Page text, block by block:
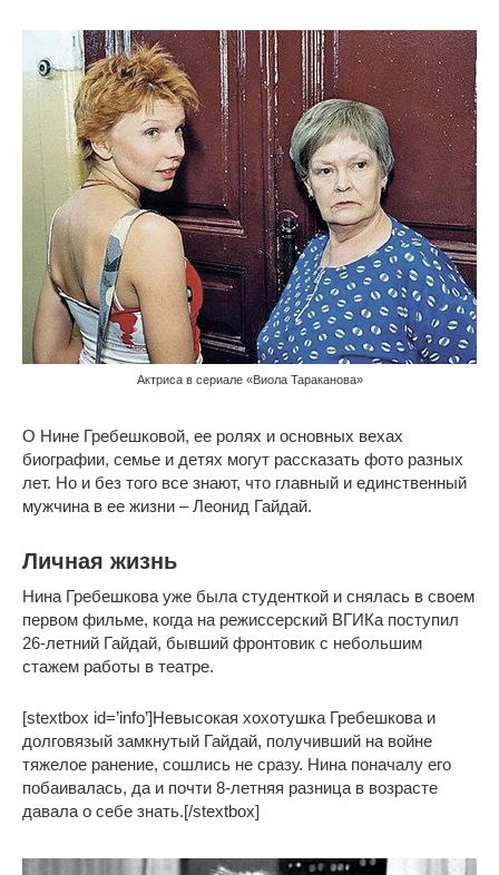
Актриса в сериале «Виола Тараканова»
О Нине Гребешковой, ее ролях и основных вехах
биографии, семье и детях могут рассказать фото разных
лет. Но и без того все знают, что главный и единственный
мужчина в ее жизни – Леонид Гайдай.
Личная жизнь
Нина Гребешкова уже была студенткой и снялась в своем
первом фильме, когда на режиссерский ВГИКа поступил
26-летний Гайдай, бывший фронтовик с небольшим
стажем работы в театре.
[stextbox id=’info’]Невысокая хохотушка Гребешкова и
долговязый замкнутый Гайдай, получивший на войне
тяжелое ранение, сошлись не сразу. Нина поначалу его
побаивалась, да и почти 8-летняя разница в возрасте
давала о себе знать.[/stextbox]